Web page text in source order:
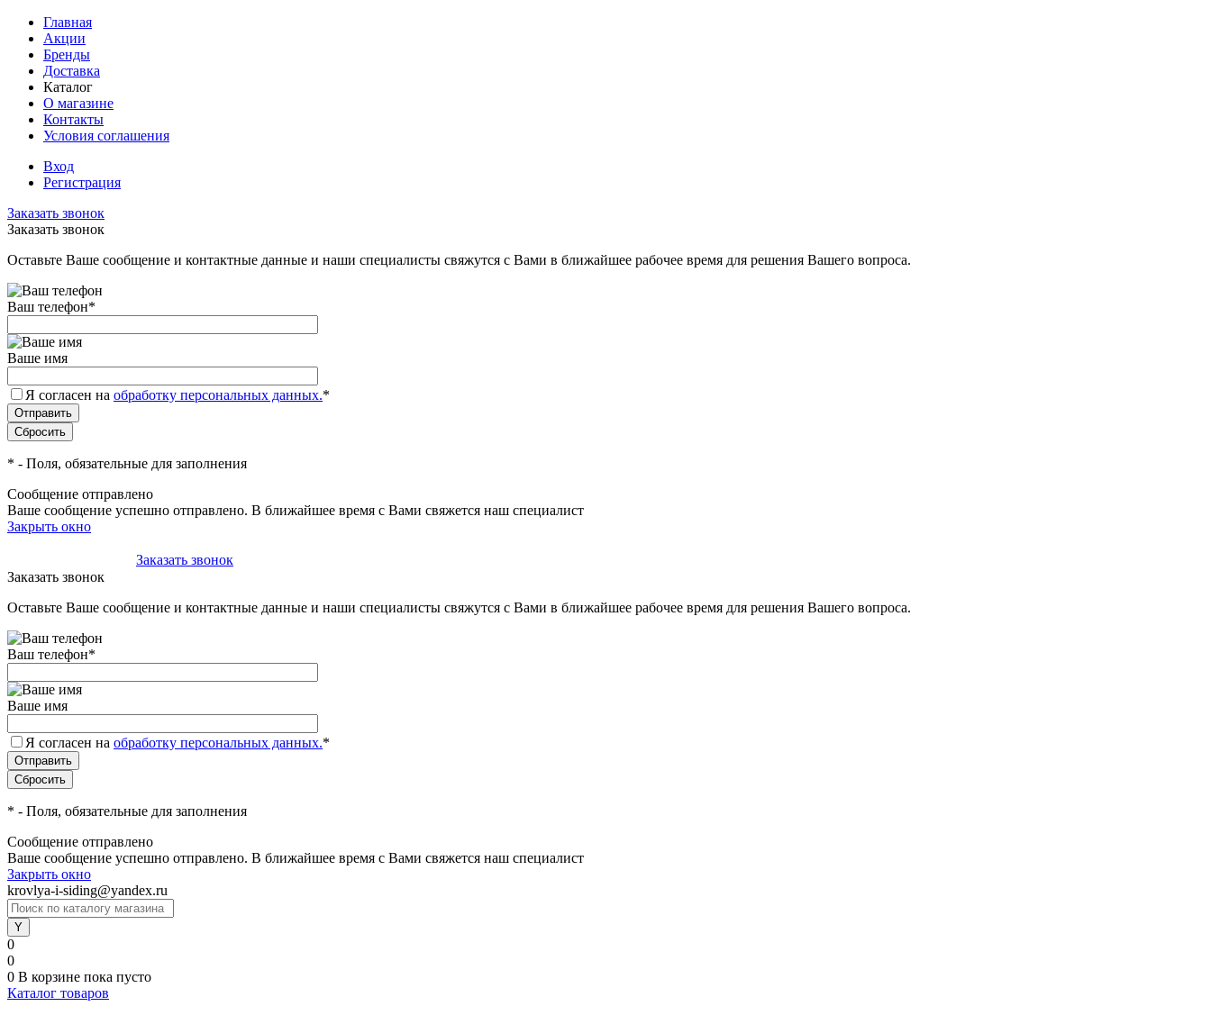
Главная
Акции
Бренды
Доставка
Каталог
О магазине
Контакты
Условия соглашения
Вход
Регистрация
Заказать звонок
Заказать звонок
Оставьте Ваше сообщение и контактные данные и наши специалисты свяжутся с Вами в ближайшее рабочее время для решения Вашего вопроса.
Ваш телефон*
Ваше имя
Я согласен на обработку персональных данных.*
* - Поля, обязательные для заполнения
Сообщение отправлено
Ваше сообщение успешно отправлено. В ближайшее время с Вами свяжется наш специалист
Закрыть окно
Заказать звонок
Заказать звонок
Оставьте Ваше сообщение и контактные данные и наши специалисты свяжутся с Вами в ближайшее рабочее время для решения Вашего вопроса.
Ваш телефон*
Ваше имя
Я согласен на обработку персональных данных.*
* - Поля, обязательные для заполнения
Сообщение отправлено
Ваше сообщение успешно отправлено. В ближайшее время с Вами свяжется наш специалист
Закрыть окно
krovlya-i-siding@yandex.ru
0
0
0 В корзине пока пусто
Каталог товаров